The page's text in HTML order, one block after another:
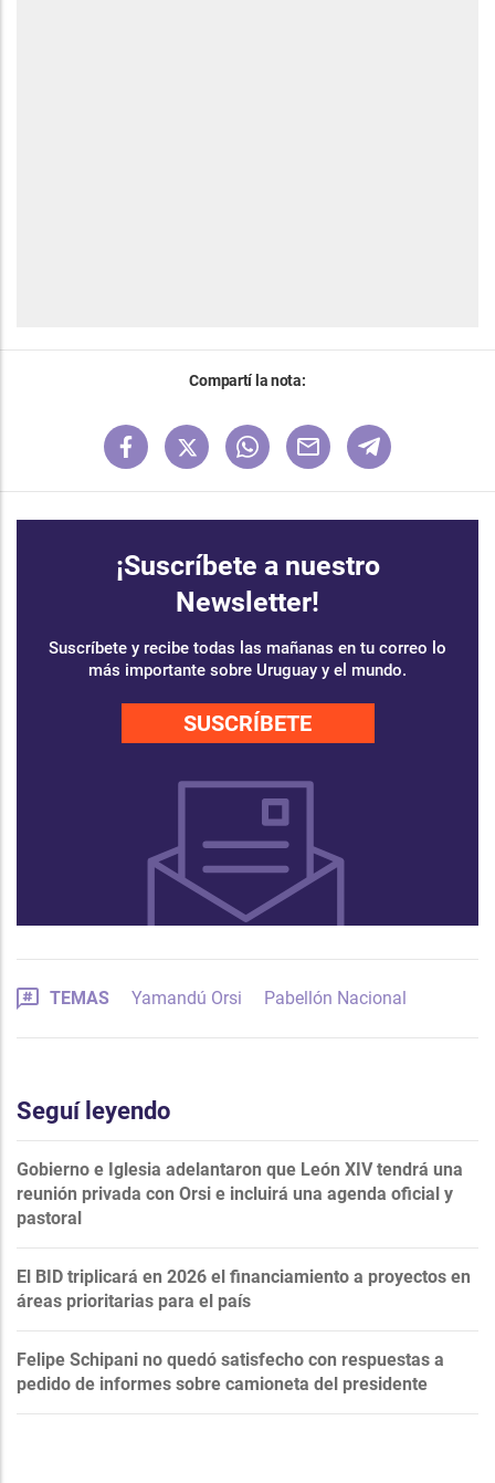
Compartí la nota:
¡Suscríbete a nuestro
Newsletter!
Suscríbete y recibe todas las mañanas en tu correo lo
más importante sobre Uruguay y el mundo.
SUSCRÍBETE
TEMAS Yamandú Orsi Pabellón Nacional
Seguí leyendo
Gobierno e Iglesia adelantaron que León XIV tendrá una
reunión privada con Orsi e incluirá una agenda oficial y
pastoral
El BID triplicará en 2026 el financiamiento a proyectos en
áreas prioritarias para el país
Felipe Schipani no quedó satisfecho con respuestas a
pedido de informes sobre camioneta del presidente